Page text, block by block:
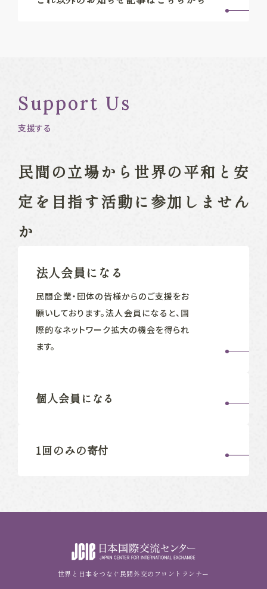
Support Us
支援する
民間の立場から 世界の平和と安
定を目指す活動に参加しません
か
法人会員になる
民間企業‧団体の皆様からのご支援をお
願いしております。法人会員になると、国
際的なネットワーク拡大の機会を得られ
ます。
個人会員になる
1回のみの寄付
世界と日本をつなぐ民間外交のフロントランナー